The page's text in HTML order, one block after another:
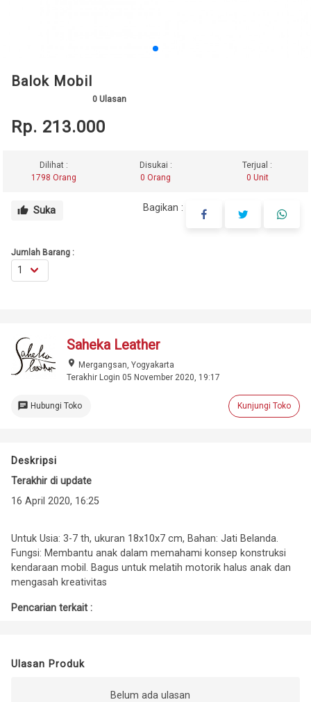
Balok Mobil
0 Ulasan
Rp. 213.000
Dilihat :
1798 Orang
Disukai :
0 Orang
Terjual :
0 Unit
thumb_up Suka Bagikan :
Jumlah Barang :
Saheka Leather
place Mergangsan, Yogyakarta
Terakhir Login 05 November 2020, 19:17
chat Hubungi Toko Kunjungi Toko
Deskripsi
Terakhir di update
16 April 2020, 16:25
Untuk Usia: 3-7 th, ukuran 18x10x7 cm, Bahan: Jati Belanda.
Fungsi: Membantu anak dalam memahami konsep konstruksi
kendaraan mobil. Bagus untuk melatih motorik halus anak dan
mengasah kreativitas
Pencarian terkait :
Ulasan Produk
Belum ada ulasan